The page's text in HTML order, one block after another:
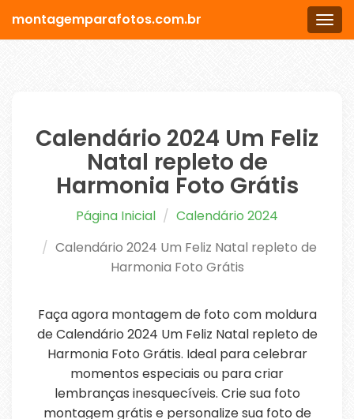
Menu
montagemparafotos.com.br
Calendário 2024 Um Feliz
Natal repleto de
Harmonia Foto Grátis
Página Inicial
Calendário 2024
Calendário 2024 Um Feliz Natal repleto de
Harmonia Foto Grátis
Faça agora montagem de foto com moldura
de Calendário 2024 Um Feliz Natal repleto de
Harmonia Foto Grátis. Ideal para celebrar
momentos especiais ou para criar
lembranças inesquecíveis. Crie sua foto
montagem grátis e personalize sua foto de